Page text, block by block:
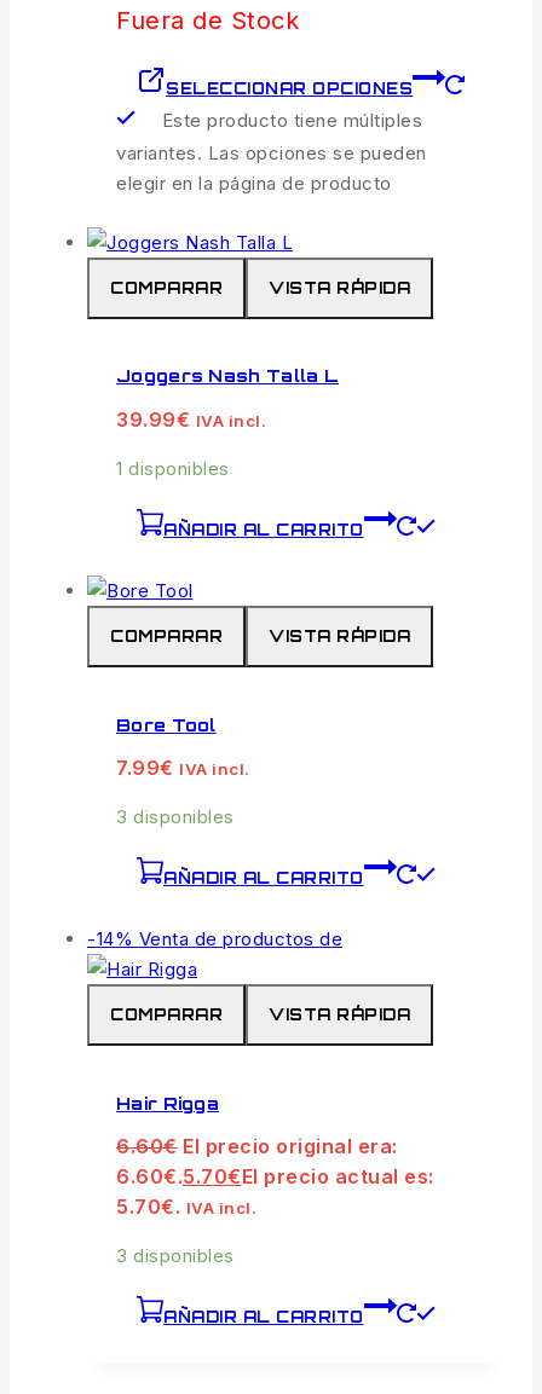
Fuera de Stock
SELECCIONAR OPCIONES
Este producto tiene múltiples
variantes. Las opciones se pueden
elegir en la página de producto
COMPARAR VISTA RÁPIDA
Joggers Nash Talla L
39.99€ IVA incl.
1 disponibles
AÑADIR AL CARRITO
COMPARAR VISTA RÁPIDA
Bore Tool
7.99€ IVA incl.
3 disponibles
AÑADIR AL CARRITO
-14% Venta de productos de
COMPARAR VISTA RÁPIDA
Hair Rigga
6.60€ El precio original era:
6.60€.5.70€El precio actual es:
5.70€. IVA incl.
3 disponibles
AÑADIR AL CARRITO